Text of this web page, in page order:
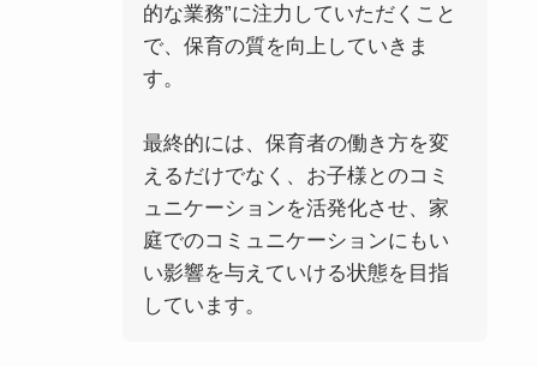
的な業務”に注力していただくこと
で、保育の質を向上していきま
す。
最終的には、保育者の働き方を変
えるだけでなく、お子様とのコミ
ュニケーションを活発化させ、家
庭でのコミュニケーションにもい
い影響を与えていける状態を目指
しています。